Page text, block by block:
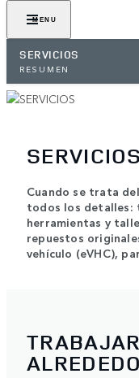
MENU
SERVICIOS
RESUMEN
SERVICIOS
Cuando se trata
todos los detalles:
herramientas y
repuestos
vehículo (eVHC),